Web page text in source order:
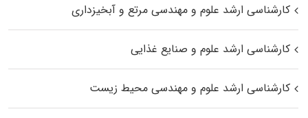
کارشناسی ارشد علوم و مهندسی مرتع و آبخیزداری
کارشناسی ارشد علوم و صنایع غذایی
کارشناسی ارشد علوم و مهندسی محیط زیست